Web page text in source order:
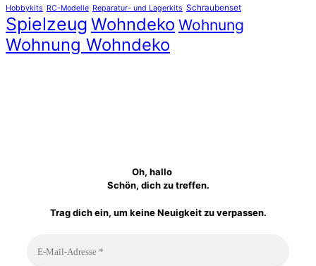
Hobbykits RC-Modelle Reparatur- und Lagerkits Schraubenset
Spielzeug Wohndeko Wohnung
Wohnung Wohndeko
Oh, hallo
Schön, dich zu treffen.
Trag dich ein, um keine Neuigkeit zu verpassen.